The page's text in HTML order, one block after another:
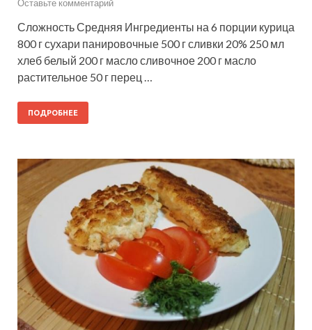
Оставьте комментарий
Сложность Средняя Ингредиенты на 6 порции курица
800 г сухари панировочные 500 г сливки 20% 250 мл
хлеб белый 200 г масло сливочное 200 г масло
растительное 50 г перец …
ПОДРОБНЕЕ